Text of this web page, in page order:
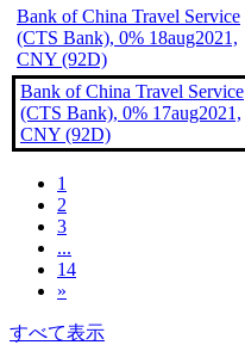
Bank of China Travel Service
(CTS Bank), 0% 18aug2021,
CNY (92D)
Bank of China Travel Service
(CTS Bank), 0% 17aug2021,
CNY (92D)
1
2
3
...
14
»
すべて表示